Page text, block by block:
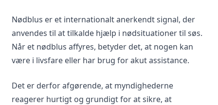
Nødblus er et internationalt anerkendt signal, der
anvendes til at tilkalde hjælp i nødsituationer til søs.
Når et nødblus affyres, betyder det, at nogen kan
være i livsfare eller har brug for akut assistance.
Det er derfor afgørende, at myndighederne
reagerer hurtigt og grundigt for at sikre, at